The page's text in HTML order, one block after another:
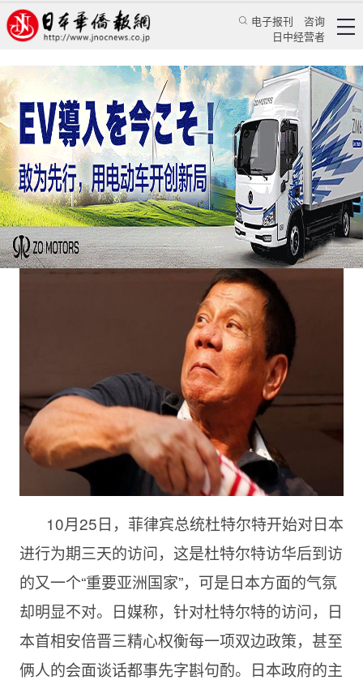
电子报刊
咨询
日中经营者
杜特尔特“一不小心”踢翻了日本的五味瓶
蒋丰 日本新闻 政治焦点
日本华侨报网 2016/10/26 09:47:05
10月25日，菲律宾总统杜特尔特开始对日本
进行为期三天的访问，这是杜特尔特访华后到访
的又一个“重要亚洲国家”，可是日本方面的气氛
却明显不对。日媒称，针对杜特尔特的访问，日
本首相安倍晋三精心权衡每一项双边政策，甚至
俩人的会面谈话都事先字斟句酌。日本政府的主